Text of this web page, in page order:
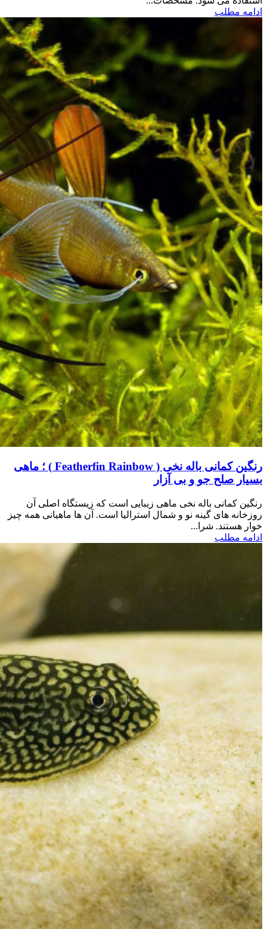
ادامه مطلب
رنگین کمانی باله نخی ( Featherfin Rainbow ) ؛ ماهی
بسیار صلح جو و بی آزار
رنگین کمانی باله نخی ماهی زیبایی است که زیستگاه اصلی آن
روزخانه های گینه نو و شمال استرالیا است. آن ها ماهیانی همه چیز
خوار هستند. شرا...
ادامه مطلب